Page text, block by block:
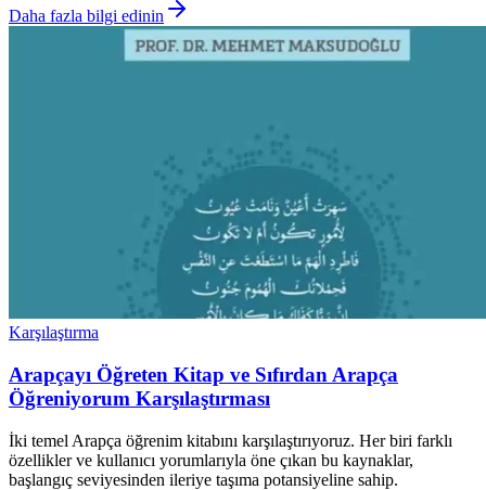
Daha fazla bilgi edinin
Karşılaştırma
Arapçayı Öğreten Kitap ve Sıfırdan Arapça
Öğreniyorum Karşılaştırması
İki temel Arapça öğrenim kitabını karşılaştırıyoruz. Her biri farklı
özellikler ve kullanıcı yorumlarıyla öne çıkan bu kaynaklar,
başlangıç seviyesinden ileriye taşıma potansiyeline sahip.